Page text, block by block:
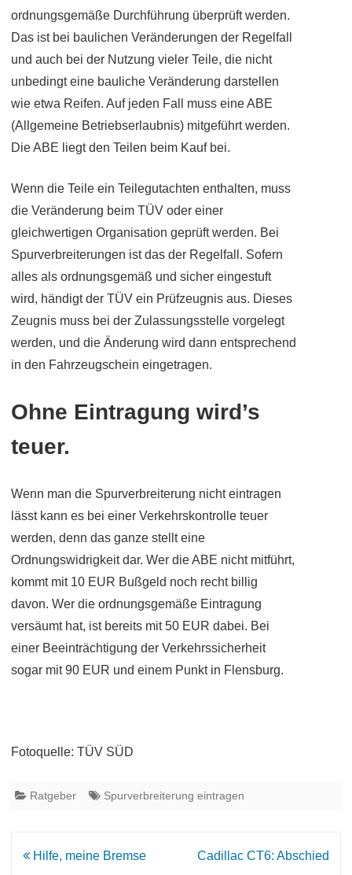
ordnungsgemäße Durchführung überprüft werden.
Das ist bei baulichen Veränderungen der Regelfall
und auch bei der Nutzung vieler Teile, die nicht
unbedingt eine bauliche Veränderung darstellen
wie etwa Reifen. Auf jeden Fall muss eine ABE
(Allgemeine Betriebserlaubnis) mitgeführt werden.
Die ABE liegt den Teilen beim Kauf bei.
Wenn die Teile ein Teilegutachten enthalten, muss
die Veränderung beim TÜV oder einer
gleichwertigen Organisation geprüft werden. Bei
Spurverbreiterungen ist das der Regelfall. Sofern
alles als ordnungsgemäß und sicher eingestuft
wird, händigt der TÜV ein Prüfzeugnis aus. Dieses
Zeugnis muss bei der Zulassungsstelle vorgelegt
werden, und die Änderung wird dann entsprechend
in den Fahrzeugschein eingetragen.
Ohne Eintragung wird’s
teuer.
Wenn man die Spurverbreiterung nicht eintragen
lässt kann es bei einer Verkehrskontrolle teuer
werden, denn das ganze stellt eine
Ordnungswidrigkeit dar. Wer die ABE nicht mitführt,
kommt mit 10 EUR Bußgeld noch recht billig
davon. Wer die ordnungsgemäße Eintragung
versäumt hat, ist bereits mit 50 EUR dabei. Bei
einer Beeinträchtigung der Verkehrssicherheit
sogar mit 90 EUR und einem Punkt in Flensburg.
Fotoquelle: TÜV SÜD
Ratgeber Spurverbreiterung eintragen
Beitrags-
Hilfe, meine Bremse
Cadillac CT6: Abschied